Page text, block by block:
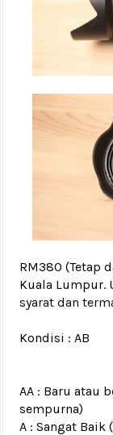
RM380 (Tetap
Kuala Lumpur.
syarat dan
Kondisi : AB
AA : Baru atau
sempurna)
A : Sangat